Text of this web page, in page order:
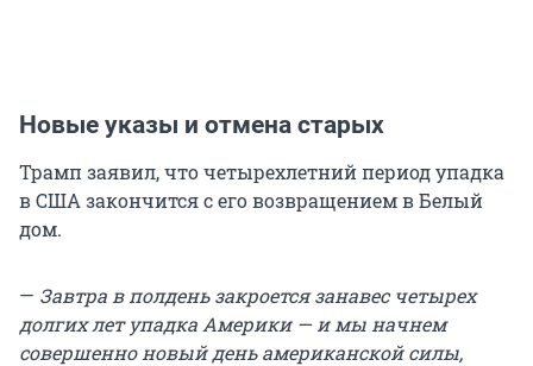
Новые указы и отмена старых
Трамп заявил, что четырехлетний период упадка
в США закончится с его возвращением в Белый
дом.
— Завтра в полдень закроется занавес четырех
долгих лет упадка Америки — и мы начнем
совершенно новый день американской силы,